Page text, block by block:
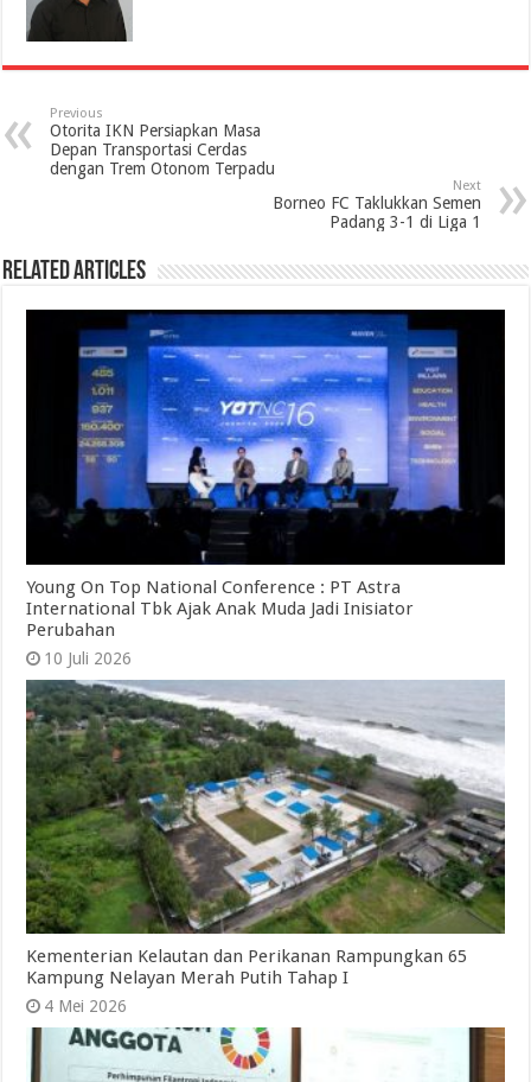
Previous
Otorita IKN Persiapkan Masa
Depan Transportasi Cerdas
dengan Trem Otonom Terpadu
Next
Borneo FC Taklukkan Semen
Padang 3-1 di Liga 1
Related Articles
Young On Top National Conference : PT Astra
International Tbk Ajak Anak Muda Jadi Inisiator
Perubahan
10 Juli 2026
Kementerian Kelautan dan Perikanan Rampungkan 65
Kampung Nelayan Merah Putih Tahap I
4 Mei 2026